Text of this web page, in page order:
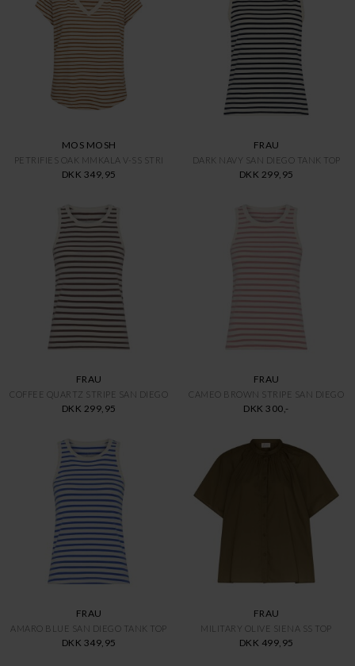
MOS MOSH
PETRIFIES OAK MMKALA V-SS STRI
DKK 349,95
FRAU
DARK NAVY SAN DIEGO TANK TOP
DKK 299,95
FRAU
COFFEE QUARTZ STRIPE SAN DIEGO
DKK 299,95
FRAU
CAMEO BROWN STRIPE SAN DIEGO
DKK 300,-
FRAU
AMARO BLUE SAN DIEGO TANK TOP
DKK 349,95
FRAU
MILITARY OLIVE SIENA SS TOP
DKK 499,95